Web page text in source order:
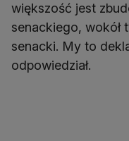
większość jest
senackiego, wokół
senacki. My to
odpowiedział.